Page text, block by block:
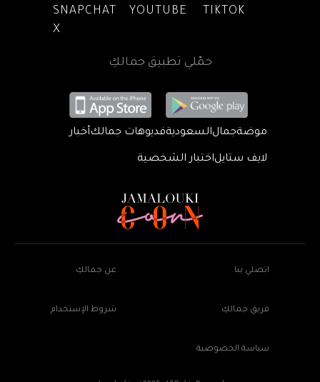
SNAPCHAT
YOUTUBE
TIKTOK
X
حمّلي تطبيق جمالكِ
موضةجمالالسعوديةفديوهات جمالكأخبار
لايف ستايلاختبار الشخصية
اتصلي بنا عن جمالكِ
فريق جمالكِ شروط الإستخدام
سياسة الخصوصية